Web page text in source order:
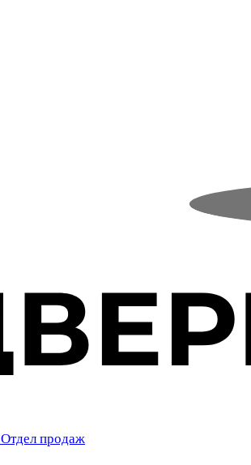
Отдел продаж